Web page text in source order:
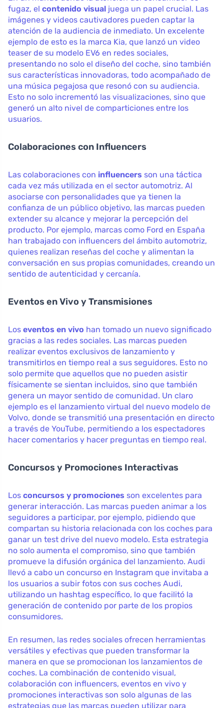
fugaz, el contenido visual juega un papel crucial. Las
imágenes y videos cautivadores pueden captar la
atención de la audiencia de inmediato. Un excelente
ejemplo de esto es la marca Kia, que lanzó un video
teaser de su modelo EV6 en redes sociales,
presentando no solo el diseño del coche, sino también
sus características innovadoras, todo acompañado de
una música pegajosa que resonó con su audiencia.
Esto no solo incrementó las visualizaciones, sino que
generó un alto nivel de comparticiones entre los
usuarios.
Colaboraciones con Influencers
Las colaboraciones con influencers son una táctica
cada vez más utilizada en el sector automotriz. Al
asociarse con personalidades que ya tienen la
confianza de un público objetivo, las marcas pueden
extender su alcance y mejorar la percepción del
producto. Por ejemplo, marcas como Ford en España
han trabajado con influencers del ámbito automotriz,
quienes realizan reseñas del coche y alimentan la
conversación en sus propias comunidades, creando un
sentido de autenticidad y cercanía.
Eventos en Vivo y Transmisiones
Los eventos en vivo han tomado un nuevo significado
gracias a las redes sociales. Las marcas pueden
realizar eventos exclusivos de lanzamiento y
transmitirlos en tiempo real a sus seguidores. Esto no
solo permite que aquellos que no pueden asistir
físicamente se sientan incluidos, sino que también
genera un mayor sentido de comunidad. Un claro
ejemplo es el lanzamiento virtual del nuevo modelo de
Volvo, donde se transmitió una presentación en directo
a través de YouTube, permitiendo a los espectadores
hacer comentarios y hacer preguntas en tiempo real.
Concursos y Promociones Interactivas
Los concursos y promociones son excelentes para
generar interacción. Las marcas pueden animar a los
seguidores a participar, por ejemplo, pidiendo que
compartan su historia relacionada con los coches para
ganar un test drive del nuevo modelo. Esta estrategia
no solo aumenta el compromiso, sino que también
promueve la difusión orgánica del lanzamiento. Audi
llevó a cabo un concurso en Instagram que invitaba a
los usuarios a subir fotos con sus coches Audi,
utilizando un hashtag específico, lo que facilitó la
generación de contenido por parte de los propios
consumidores.
En resumen, las redes sociales ofrecen herramientas
versátiles y efectivas que pueden transformar la
manera en que se promocionan los lanzamientos de
coches. La combinación de contenido visual,
colaboración con influencers, eventos en vivo y
promociones interactivas son solo algunas de las
estrategias que las marcas pueden utilizar para